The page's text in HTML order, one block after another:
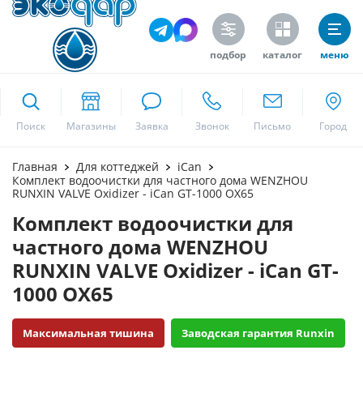
подбор каталог меню
Поиск
Москва
Главная Для коттеджей
iCan
Комплект водоочистки для частного дома WENZHOU
RUNXIN VALVE Oxidizer - iCan GT-1000 OX65
Комплект водоочистки для
частного дома WENZHOU
RUNXIN VALVE Oxidizer - iCan GT-
1000 OX65
Максимальная тишина Заводская гарантия Runxin